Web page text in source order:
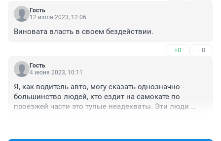
Гость
12 июля 2023, 12:06
Виновата власть в своем бездействии.
+0 –0
Гость
4 июня 2023, 10:11
Я, как водитель авто, могу сказать однозначно -
большинство людей, кто ездит на самокате по
проезжей части это тупые неадекваты. Эти люди